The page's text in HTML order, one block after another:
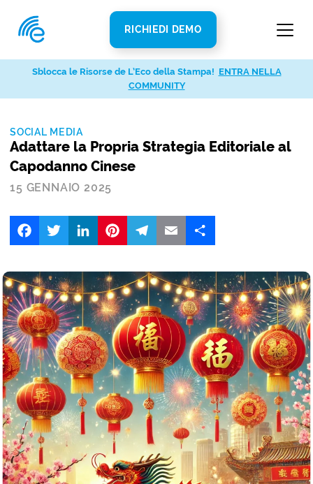
RICHIEDI DEMO
SOCIAL MEDIA
Adattare la Propria Strategia Editoriale al
Capodanno Cinese
15 GENNAIO 2025
FacebookTwitter LinkedIn
Sblocca le Risorse de L’Eco della Stampa! ENTRA NELLA
COMMUNITY